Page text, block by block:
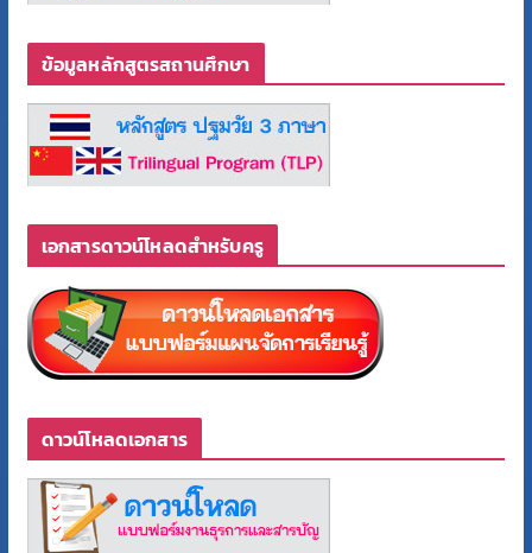
ข้อมูลหลักสูตรสถานศึกษา
เอกสารดาวน์โหลดสำหรับครู
ดาวน์โหลดเอกสาร